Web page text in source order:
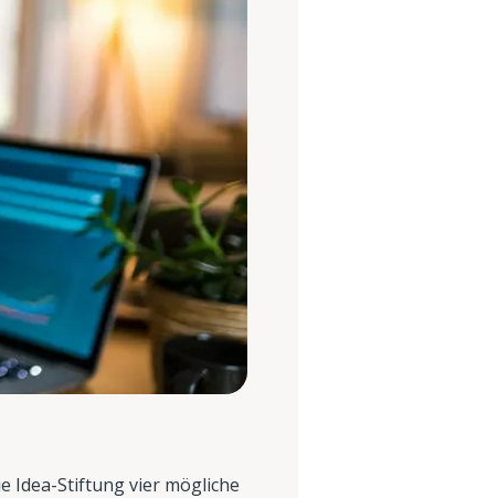
Idea-Stiftung vier mögliche